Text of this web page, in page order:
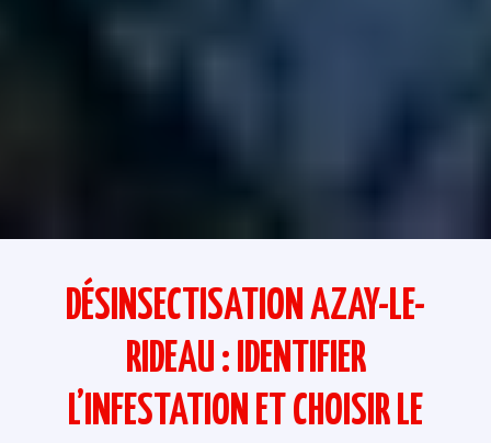
DÉSINSECTISATION AZAY-LE-
RIDEAU : IDENTIFIER
L’INFESTATION ET CHOISIR LE